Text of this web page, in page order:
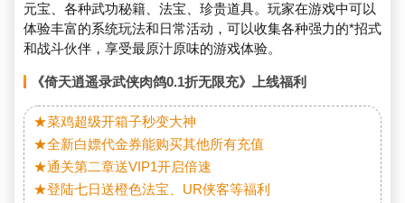
元宝、各种武功秘籍、法宝、珍贵道具。玩家在游戏中可以
体验丰富的系统玩法和日常活动，可以收集各种强力的*招式
和战斗伙伴，享受最原汁原味的游戏体验。
《倚天逍遥录武侠肉鸽0.1折无限充》上线福利
★菜鸡超级开箱子秒变大神
★全新白嫖代金券能购买其他所有充值
★通关第二章送VIP1开启倍速
★登陆七日送橙色法宝、UR侠客等福利